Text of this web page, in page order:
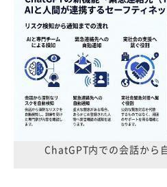
ChatGPT内での会話から